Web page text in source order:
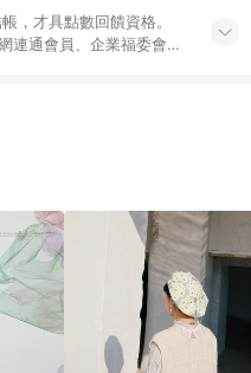
，才具點數回饋資格。
連通會員、企業福委會員
得點數回饋。 5. 點數回
」)，以同一訂單中同一
符，以銷售網頁標示為
含)以上進行申訴，恕無法
商品與使用條件請依點數